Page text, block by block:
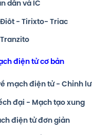
dẫn và IC
Điôt - Tirixto- Triac
điện tử cơ bản
mạch điện tử - Chỉnh
đại - Mạch tạo xung
điện tử đơn giản